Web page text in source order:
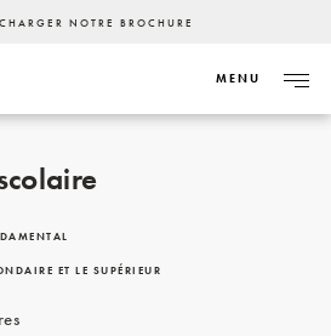
NOTRE BROCHURE
MENU
ET LE SUPÉRIEUR